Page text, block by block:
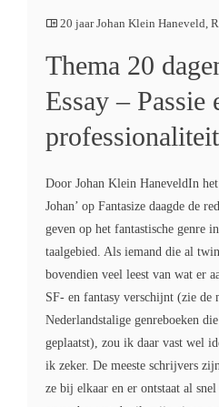
20 jaar Johan Klein Haneveld,
Thema 20
Essay – Passie
professionaliteit
Door Johan Klein HaneveldIn
Johan’ op Fantasize daagde de
geven op het fantastische genre
taalgebied. Als iemand die al
bovendien veel leest van wat er
SF- en fantasy verschijnt (zie de
Nederlandstalige genreboeken
geplaatst), zou ik daar vast wel
ik zeker. De meeste schrijvers
ze bij elkaar en er ontstaat al